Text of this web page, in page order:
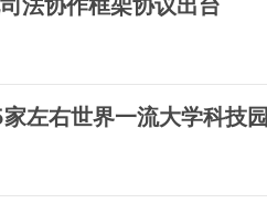
法协作框架协议出台
左右世界一流大学科技园